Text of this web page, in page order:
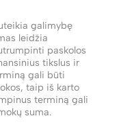
galimybę
leidžia
paskolos
tikslus ir
gali būti
taip iš karto
terminą gali
suma.